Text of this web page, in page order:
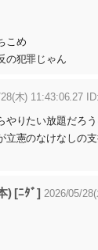
こめ
の犯罪じゃん
木) 11:43:06.27
やりたい放題だろ
立憲のなけなしの
) [ﾆﾀﾞ] 2026/05/